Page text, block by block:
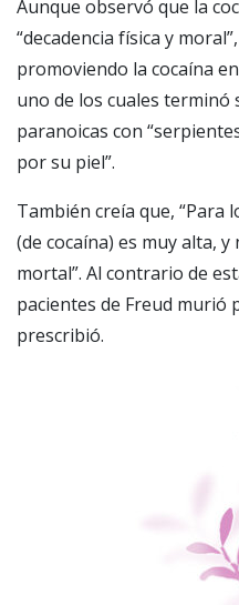
Aunque observó que la
“decadencia física y
promoviendo la cocaína
uno de los cuales terminó
paranoicas con
por su piel”.
También creía que, “Para
(de cocaína) es muy alta,
mortal”. Al contrario de
pacientes de Freud murió
prescribió.